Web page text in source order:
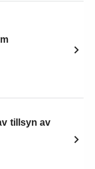
tillsyn av